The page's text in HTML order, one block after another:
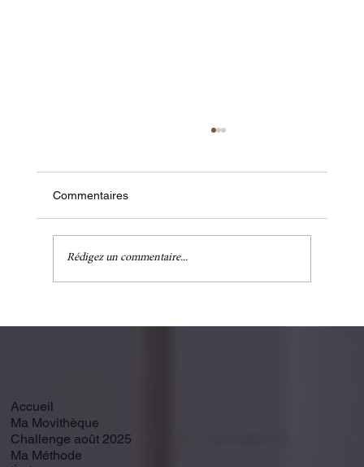
Commentaires
Rédigez un commentaire...
Accueil
Ma Movithèque
Challenge août 2025
Ma Méthode